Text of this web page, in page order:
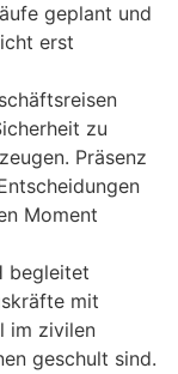
geplant und
erst
zu
Präsenz
Moment
begleitet
mit
im zivilen
geschult sind.